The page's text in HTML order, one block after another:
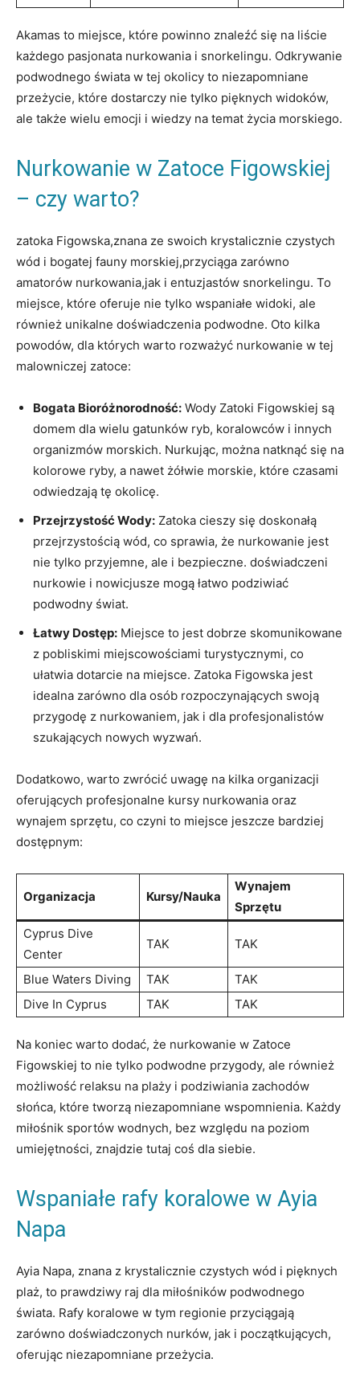
Akamas to miejsce, które ⁢powinno znaleźć się‌ na liście
każdego pasjonata nurkowania i snorkelingu. ‌Odkrywanie⁢
podwodnego świata w⁢ tej​ okolicy​ to niezapomniane⁣
przeżycie, które dostarczy nie⁤ tylko pięknych widoków,‍
ale także wielu emocji i​ wiedzy na ‍temat życia morskiego.
Nurkowanie w Zatoce Figowskiej
–⁢ czy warto?
zatoka Figowska,znana ze swoich ​krystalicznie czystych
wód i bogatej fauny morskiej,przyciąga zarówno
amatorów‍ nurkowania,jak ‌i entuzjastów snorkelingu. To
miejsce, które oferuje nie⁤ tylko ‌wspaniałe widoki,​ ale
również unikalne doświadczenia podwodne.⁤ Oto⁢ kilka
powodów, dla ⁣których warto rozważyć nurkowanie w ⁢tej
malowniczej zatoce:
Bogata‍ Bioróżnorodność: Wody⁢ Zatoki Figowskiej są
domem dla wielu gatunków ryb, koralowców i‌ innych
organizmów ⁤morskich. Nurkując, można ⁤natknąć się na
kolorowe ryby,​ a nawet‌ żółwie​ morskie,‍ które czasami
odwiedzają ​tę ‌okolicę.
Przejrzystość Wody: Zatoka‌ cieszy ​się ​doskonałą⁢
przejrzystością wód, co sprawia, że ‌nurkowanie‌ jest
nie tylko przyjemne, ale i bezpieczne. doświadczeni⁢
nurkowie i⁣ nowicjusze⁢ mogą łatwo podziwiać
podwodny świat.
Łatwy Dostęp: Miejsce ​to jest dobrze skomunikowane
z‍ pobliskimi miejscowościami turystycznymi,‌ co
ułatwia dotarcie na miejsce. ⁤Zatoka Figowska jest
idealna⁣ zarówno dla osób rozpoczynających swoją
‍przygodę z nurkowaniem, jak i dla ⁤profesjonalistów
szukających nowych wyzwań.
Dodatkowo, ​warto ‌zwrócić ⁣uwagę na kilka organizacji
oferujących profesjonalne ⁤kursy nurkowania oraz‍
wynajem ⁢sprzętu, co czyni⁢ to miejsce jeszcze bardziej
dostępnym:
Organizacja Kursy/Nauka
Wynajem
⁣Sprzętu
Cyprus Dive
Center
TAK TAK
Blue Waters Diving TAK
TAK
Dive In​ Cyprus
TAK TAK
Na koniec⁣ warto dodać, że nurkowanie w ⁢Zatoce
Figowskiej to nie tylko podwodne przygody, ale również
możliwość ⁣relaksu na plaży i ‍podziwiania zachodów
‌słońca, które tworzą niezapomniane wspomnienia. Każdy⁣
miłośnik sportów wodnych, bez względu na poziom
⁢umiejętności, znajdzie tutaj coś dla siebie.
Wspaniałe‌ rafy koralowe w Ayia
Napa
Ayia Napa, znana z krystalicznie czystych wód i pięknych
plaż, to prawdziwy raj dla miłośników podwodnego
świata. Rafy koralowe w tym regionie przyciągają
zarówno doświadczonych nurków, jak i początkujących,⁤
oferując ‍niezapomniane⁢ przeżycia.